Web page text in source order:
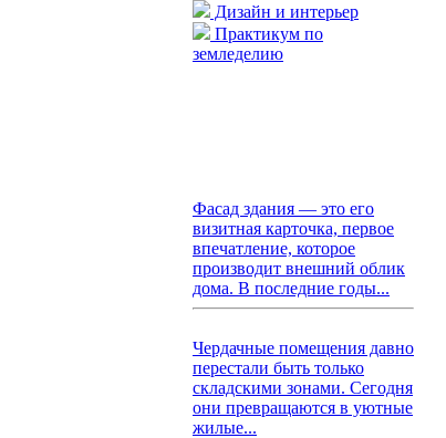
Дизайн и интерьер
Практикум по
земледелию
Фасад здания — это его
визитная карточка, первое
впечатление, которое
производит внешний облик
дома. В последние годы...
Чердачные помещения давно
перестали быть только
складскими зонами. Сегодня
они превращаются в уютные
жилые...